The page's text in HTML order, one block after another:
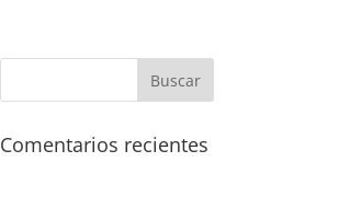
Comentarios recientes